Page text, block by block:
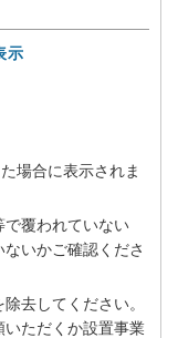
示
場合に表示されま
で覆われていない
いかご確認くださ
去してください。
いただくか設置事業